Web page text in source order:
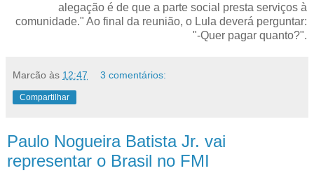
alegação é de que a parte social presta serviços à
comunidade." Ao final da reunião, o Lula deverá perguntar:
"-Quer pagar quanto?".
Marcão às 12:47 3 comentários:
Compartilhar
Paulo Nogueira Batista Jr. vai
representar o Brasil no FMI